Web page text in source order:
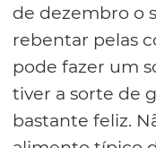
de dezembro o
rebentar pelas
pode fazer um
tiver a sorte de
bastante feliz.